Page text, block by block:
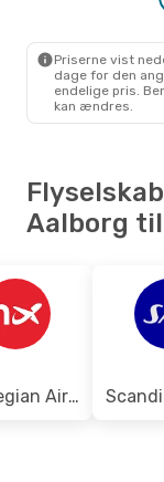
Priserne vist
dage for den
endelige pris.
kan ændres.
Aalborg
Norwegian Air Sweden